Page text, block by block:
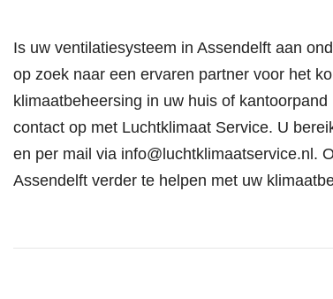
Is uw ventilatiesysteem in Assendelft aan
op zoek naar een ervaren partner voor het
klimaatbeheersing in uw huis of
contact op met Luchtklimaat Service. U
en per mail via info@luchtklimaatservice.nl .
Assendelft verder te helpen met uw